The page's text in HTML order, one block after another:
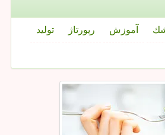
آموزش رپورتاژ تولید